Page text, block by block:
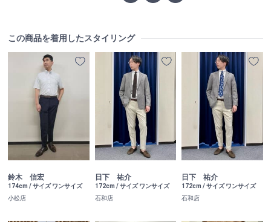
この商品を着用したスタイリング
鈴木 信宏
174cm / サイズ ワンサイズ
小松店
日下 祐介
172cm / サイズ ワンサイズ
石和店
日下 祐介
172cm / サイズ ワンサイズ
石和店